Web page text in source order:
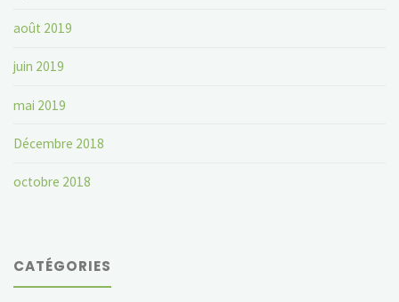
août 2019
juin 2019
mai 2019
Décembre 2018
octobre 2018
CATÉGORIES